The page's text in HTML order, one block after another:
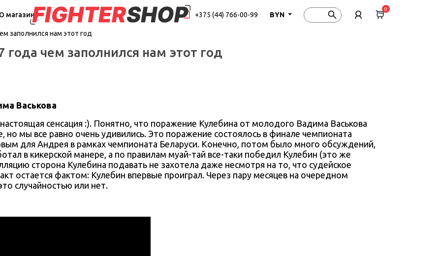
О магазине +375 (44) 766-00-99 BYN
0
заполнился нам этот год
чем заполнился нам этот год
Васькова
сенсация :). Понятно, что поражение Кулебина от молодого Вадима Васькова
мы все равно очень удивились. Это поражение состоялось в финале чемпионата
для Андрея в рамках чемпионата Беларуси. Конечно, потом было много обсуждений,
в кикерской манере, а по правилам муай-тай все-таки победил Кулебин (это же
сторона Кулебина подавать не захотела даже несмотря на то, что судейское
остается фактом: Кулебин впервые проиграл. Через пару месяцев на очередном
случайностью или нет.